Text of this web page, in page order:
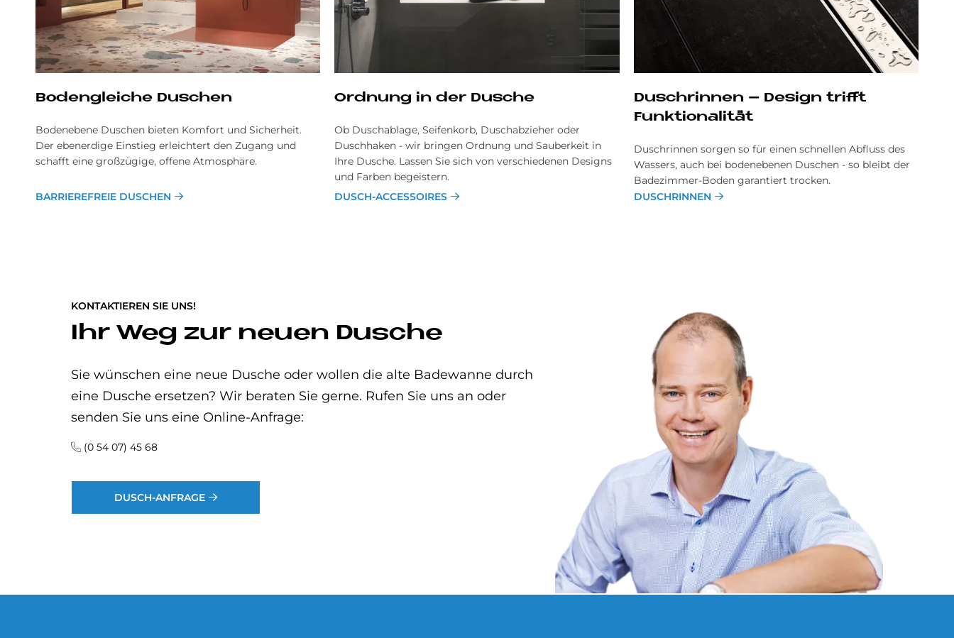
Bo­den­gleiche Du­schen
Bodenebene Duschen bieten Kom­fort und Sicher­heit.
Der eben­erdige Ein­stieg er­leichtert den Zu­gang und
schaf­ft eine großzügige, offene Atmosphäre.
BARRIEREFREIE DUSCHEN
Ord­nung in der Du­sche
Ob Duschablage, Seifenkorb, Duschabzieher oder
Duschhaken - wir bringen Ordnung und Sauberkeit in
Ihre Dusche. Lassen Sie sich von verschiedenen Designs
und Farben begeistern.
DUSCH-ACCESSOIRES
Dusch­rin­nen – De­sign trif­ft
Funk­tio­na­li­tät
Duschrinnen sorgen so für einen schnellen Abfluss des
Wassers, auch bei bodenebenen Duschen - so bleibt der
Badezimmer-Boden garantiert trocken.
DUSCHRINNEN
KONTAKTIEREN SIE UNS!
Ihr Weg zur neuen Dusche
Sie wünschen eine neue Dusche oder wollen die alte Badewanne durch
eine Dusche ersetzen? Wir beraten Sie gerne. Rufen Sie uns an oder
senden Sie uns eine Online-Anfrage:
(0 54 07) 45 68
DUSCH-ANFRAGE